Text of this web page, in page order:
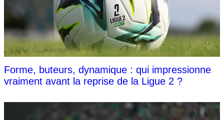
Forme, buteurs, dynamique : qui impressionne
vraiment avant la reprise de la Ligue 2 ?